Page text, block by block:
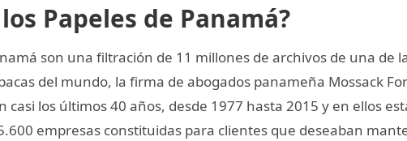
Papeles de Panamá?
son una filtración de 11 millones de archivos de una de
del mundo, la firma de abogados panameña Mossack
casi los últimos 40 años, desde 1977 hasta 2015 y en ellos
empresas constituidas para clientes que deseaban